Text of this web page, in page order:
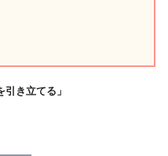
引き立てる」